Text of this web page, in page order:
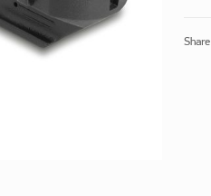
Share